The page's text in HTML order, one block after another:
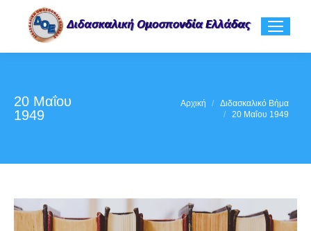
20 Μαΐου
1949
Αρχική
Διδασκαλικό Βήμα
20 Μαΐου 1949